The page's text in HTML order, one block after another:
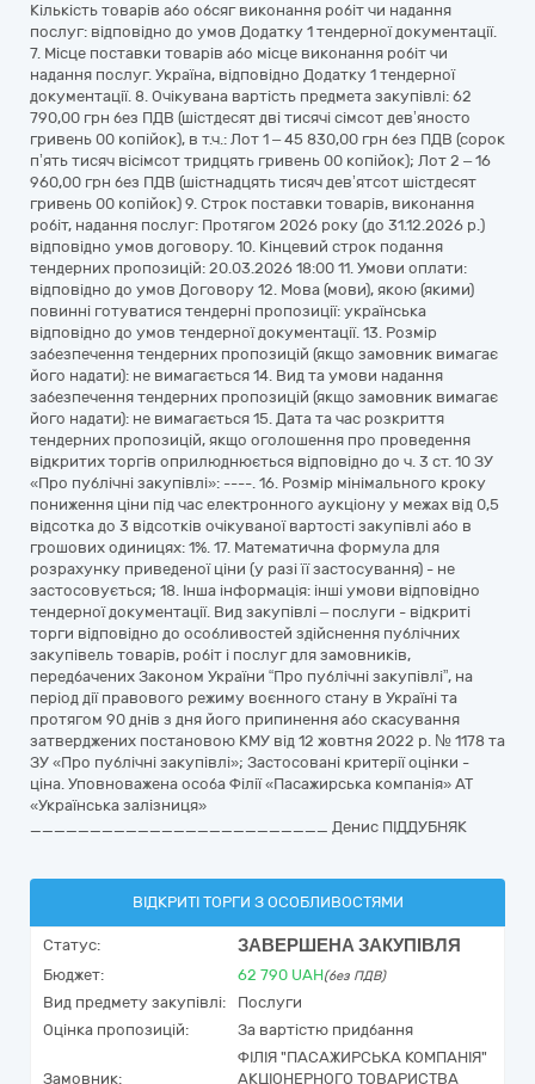
Кількість товарів або обсяг виконання робіт чи надання
послуг: відповідно до умов Додатку 1 тендерної документації.
7. Місце поставки товарів або місце виконання робіт чи
надання послуг. Україна, відповідно Додатку 1 тендерної
документації. 8. Очікувана вартість предмета закупівлі: 62
790,00 грн без ПДВ (шістдесят дві тисячі сімсот дев’яносто
гривень 00 копійок), в т.ч.: Лот 1 – 45 830,00 грн без ПДВ (сорок
п’ять тисяч вісімсот тридцять гривень 00 копійок); Лот 2 – 16
960,00 грн без ПДВ (шістнадцять тисяч дев’ятсот шістдесят
гривень 00 копійок) 9. Строк поставки товарів, виконання
робіт, надання послуг: Протягом 2026 року (до 31.12.2026 р.)
відповідно умов договору. 10. Кінцевий строк подання
тендерних пропозицій: 20.03.2026 18:00 11. Умови оплати:
відповідно до умов Договору 12. Мова (мови), якою (якими)
повинні готуватися тендерні пропозиції: українська
відповідно до умов тендерної документації. 13. Розмір
забезпечення тендерних пропозицій (якщо замовник вимагає
його надати): не вимагається 14. Вид та умови надання
забезпечення тендерних пропозицій (якщо замовник вимагає
його надати): не вимагається 15. Дата та час розкриття
тендерних пропозицій, якщо оголошення про проведення
відкритих торгів оприлюднюється відповідно до ч. 3 ст. 10 ЗУ
«Про публічні закупівлі»: ----. 16. Розмір мінімального кроку
пониження ціни під час електронного аукціону у межах від 0,5
відсотка до 3 відсотків очікуваної вартості закупівлі або в
грошових одиницях: 1%. 17. Математична формула для
розрахунку приведеної ціни (у разі її застосування) - не
застосовується; 18. Інша інформація: інші умови відповідно
тендерної документації. Вид закупівлі – послуги - відкриті
торги відповідно до особливостей здійснення публічних
закупівель товарів, робіт і послуг для замовників,
передбачених Законом України “Про публічні закупівлі”, на
період дії правового режиму воєнного стану в Україні та
протягом 90 днів з дня його припинення або скасування
затверджених постановою КМУ від 12 жовтня 2022 р. № 1178 та
ЗУ «Про публічні закупівлі»; Застосовані критерії оцінки -
ціна. Уповноважена особа Філії «Пасажирська компанія» АТ
«Українська залізниця»
_________________________ Денис ПІДДУБНЯК
ВІДКРИТІ ТОРГИ З ОСОБЛИВОСТЯМИ
Статус: ЗАВЕРШЕНА ЗАКУПІВЛЯ
Бюджет: 62 790 UAH(без ПДВ)
Вид предмету закупівлі:
Послуги
Оцінка пропозицій:
За вартістю придбання
Замовник:
ФІЛІЯ "ПАСАЖИРСЬКА КОМПАНІЯ"
АКЦІОНЕРНОГО ТОВАРИСТВА